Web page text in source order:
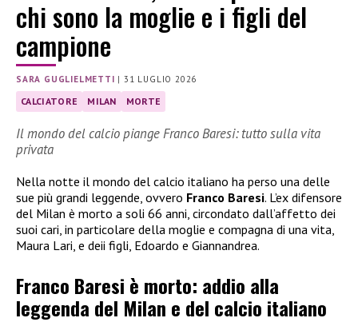
chi sono la moglie e i figli del
campione
SARA GUGLIELMETTI |31 LUGLIO 2026
CALCIATORE MILAN MORTE
Il mondo del calcio piange Franco Baresi: tutto sulla vita
privata
Nella notte il mondo del calcio italiano ha perso una delle
sue più grandi leggende, ovvero Franco Baresi. L’ex difensore
del Milan è morto a soli 66 anni, circondato dall’affetto dei
suoi cari, in particolare della moglie e compagna di una vita,
Maura Lari, e deii figli, Edoardo e Giannandrea.
Franco Baresi è morto: addio alla
leggenda del Milan e del calcio italiano